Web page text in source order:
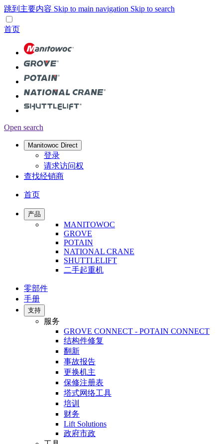
跳到主要内容 Skip to main navigation Skip to search
首页
Open search
Manitowoc Direct
登录
请求访问权
查找经销商
首页
产品
MANITOWOC
GROVE
POTAIN
NATIONAL CRANE
SHUTTLELIFT
二手起重机
零部件
手册
支持
服务
GROVE CONNECT - POTAIN CONNECT
结构件修复
翻新
事故报告
更换机主
保修注册表
塔式网络工具
培训
财务
Lift Solutions
政府市政